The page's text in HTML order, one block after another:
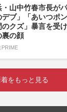
・山中竹春市長が
デブ」「あいつポ
のクズ」暴言を受
裏の顔
PRIME
着をもっと見る